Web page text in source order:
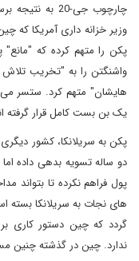
چارچوب جی-20
وزیر خزانه داری آمریکا که
پکن را متهم کرده که
واشنگتن را به "تخریب
هایشان" متهم کرد. ستسر می
یک بن بست کامل قرار گرفته
پکن به سریلانکا، کشور
دو ساله تسویه بدهی داده
پول فراهم نکرده تا بتواند
های نجات به سریلانکا
گردد که چین دستور کاری
ندارد. چین در گذشته چنین